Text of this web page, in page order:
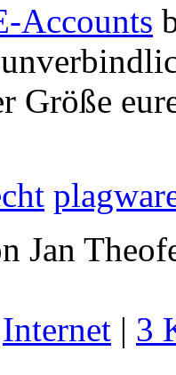
Accounts
Größe
Jan
Internet | 3